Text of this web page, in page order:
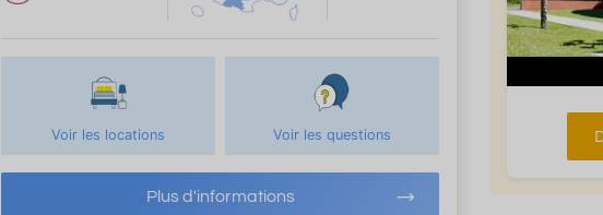
Voir les locations Voir les questions
Plus d'informations